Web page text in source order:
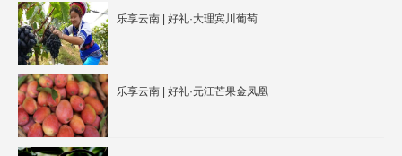
乐享云南 | 好礼·大理宾川葡萄
乐享云南 | 好礼·元江芒果金凤凰